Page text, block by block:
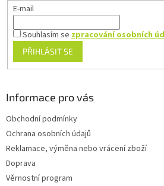
E-mail
Souhlasím sezpracování osobních
PŘIHLÁSIT SE
Informace pro vás
Obchodní podmínky
Ochrana osobních údajů
Reklamace, výměna nebo vrácení zboží
Doprava
Věrnostní program